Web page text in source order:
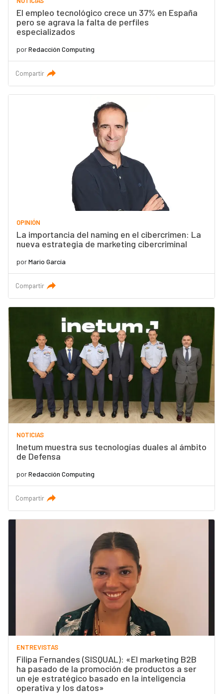
El empleo tecnológico crece un 37% en España
pero se agrava la falta de perfiles
especializados
porRedacción Computing
Compartir
OPINIÓN
La importancia del naming en el cibercrimen: La
nueva estrategia de marketing cibercriminal
porMario García
Compartir
NOTICIAS
Inetum muestra sus tecnologías duales al ámbito
de Defensa
porRedacción Computing
Compartir
ENTREVISTAS
Filipa Fernandes (SISQUAL): «El marketing B2B
ha pasado de la promoción de productos a ser
un eje estratégico basado en la inteligencia
operativa y los datos»